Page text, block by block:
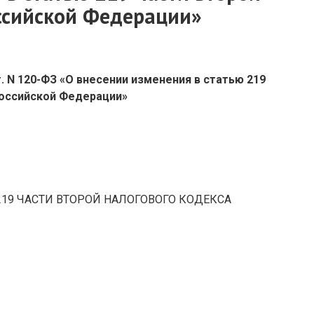
Федерации»
120-ФЗ «О внесении изменения в статью 219
Федерации»
ЧАСТИ ВТОРОЙ НАЛОГОВОГО КОДЕКСА